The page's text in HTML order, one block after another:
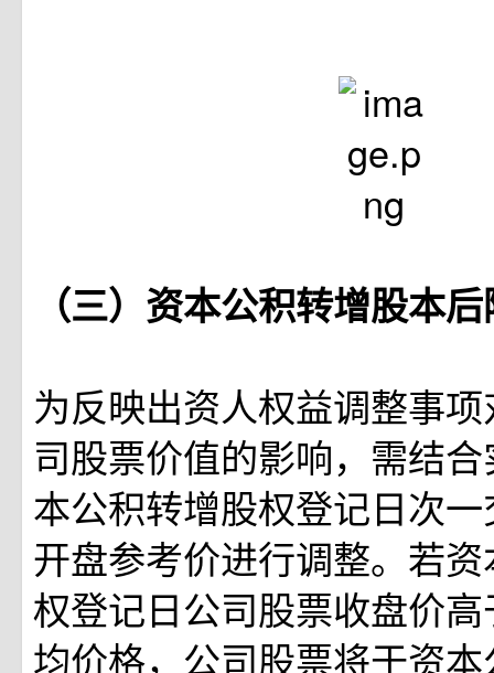
（三）资本公积转增股本
为反映出资人权益调整事
司股票价值的影响，需结
本公积转增股权登记日次
开盘参考价进行调整。若
权登记日公司股票收盘价
均价格，公司股票将于资